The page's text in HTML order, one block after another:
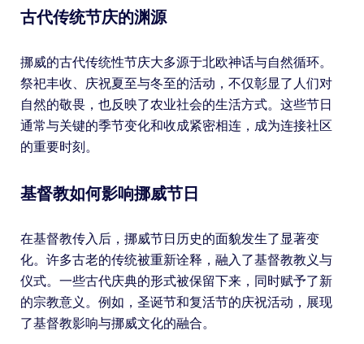
古代传统节庆的渊源
挪威的古代传统性节庆大多源于北欧神话与自然循环。
祭祀丰收、庆祝夏至与冬至的活动，不仅彰显了人们对
自然的敬畏，也反映了农业社会的生活方式。这些节日
通常与关键的季节变化和收成紧密相连，成为连接社区
的重要时刻。
基督教如何影响挪威节日
在基督教传入后，挪威节日历史的面貌发生了显著变
化。许多古老的传统被重新诠释，融入了基督教教义与
仪式。一些古代庆典的形式被保留下来，同时赋予了新
的宗教意义。例如，圣诞节和复活节的庆祝活动，展现
了基督教影响与挪威文化的融合。